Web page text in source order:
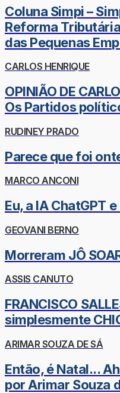
Coluna Simpi –
Reforma
das Pequenas
CARLOS HENRIQUE
OPINIÃO DE
Os Partidos
RUDINEY PRADO
Parece que foi
MARCO ANCONI
Eu, a IA ChatGPT
GEOVANI BERNO
Morreram JÔ
ASSIS CANUTO
FRANCISCO
simplesmente
ARIMAR SOUZA DE SÁ
Então, é Natal...
por Arimar Souza